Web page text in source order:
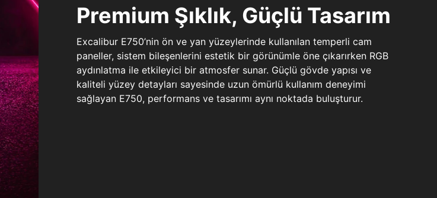
Premium Şıklık, Güçlü Tasarım
Excalibur E750’nin ön ve yan yüzeylerinde kullanılan temperli cam
paneller, sistem bileşenlerini estetik bir görünümle öne çıkarırken RGB
aydınlatma ile etkileyici bir atmosfer sunar. Güçlü gövde yapısı ve
kaliteli yüzey detayları sayesinde uzun ömürlü kullanım deneyimi
sağlayan E750, performans ve tasarımı aynı noktada buluşturur.